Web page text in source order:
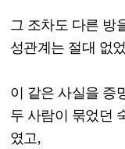
그 조차도 다른 방
성관계는 절대 없
이 같은 사실을 증
두 사람이 묶었던
였고 ,